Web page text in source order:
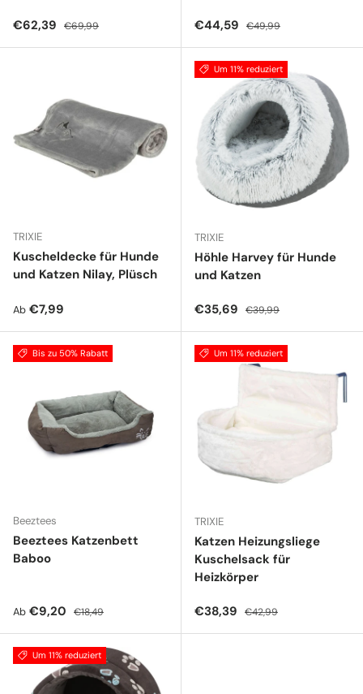
Verkaufspreis
€62,39 Normaler Preis
€69,99 Verkaufspreis
€44,59 Normaler Preis
€49,99
TRIXIE
Kuscheldecke für Hunde
und Katzen Nilay, Plüsch
Normaler Preis
Ab €7,99
Um 11% reduziert
TRIXIE
Höhle Harvey für Hunde
und Katzen
Verkaufspreis
€35,69 Normaler Preis
€39,99
Bis zu 50% Rabatt
Beeztees
Beeztees Katzenbett
Baboo
Verkaufspreis
Ab €9,20 Normaler Preis
€18,49
Um 11% reduziert
TRIXIE
Katzen Heizungsliege
Kuschelsack für
Heizkörper
Verkaufspreis
€38,39 Normaler Preis
€42,99
Um 11% reduziert